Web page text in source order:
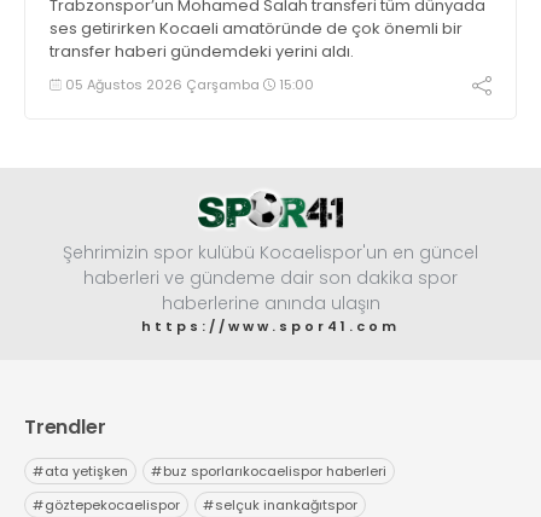
Trabzonspor’un Mohamed Salah transferi tüm dünyada
ses getirirken Kocaeli amatöründe de çok önemli bir
transfer haberi gündemdeki yerini aldı.
05 Ağustos 2026 Çarşamba 15:00
Şehrimizin spor kulübü Kocaelispor'un en güncel
haberleri ve gündeme dair son dakika spor
haberlerine anında ulaşın
https://www.spor41.com
Trendler
#ata yetişken #buz sporlarıkocaelispor haberleri
#göztepekocaelispor #selçuk inankağıtspor